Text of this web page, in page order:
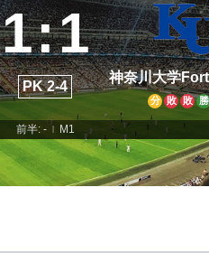
1:1
PK 2-4
神奈川大学
分 敗 敗 勝
前半: - M1